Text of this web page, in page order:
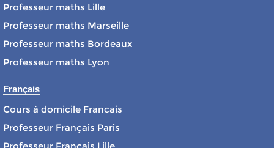
Professeur maths Lille
Professeur maths Marseille
Professeur maths Bordeaux
Professeur maths Lyon
Français
Cours à domicile Francais
Professeur Français Paris